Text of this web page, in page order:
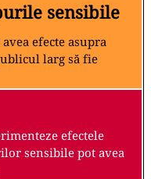
sensibile
efecte asupra
larg să fie
efectele
sensibile pot avea